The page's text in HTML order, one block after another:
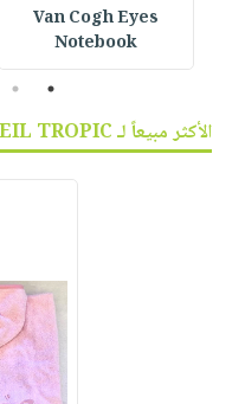
Van Cogh Eyes
Notebook
1
2
الأكثر مبيعاً لـ SOLEIL TROPIC :